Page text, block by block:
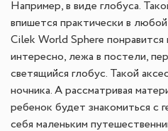
Например, в виде глобуса.
впишется практически в
Cilek World Sphere понравится
интересно, лежа в постели,
светящийся глобус. Такой
ночника. А рассматривая
ребенок будет знакомиться с
себя маленьким